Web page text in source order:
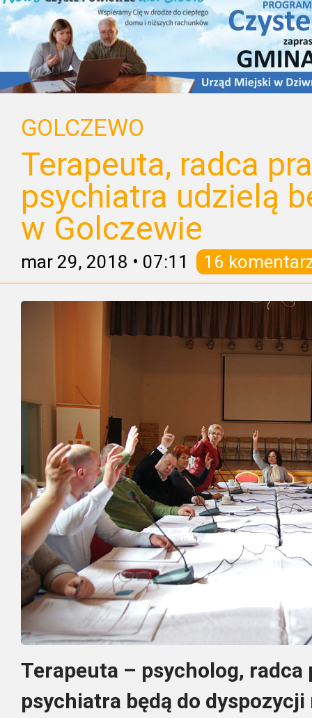
GOLCZEWO
Terapeuta, radca
psychiatra udzielą
w Golczewie
mar 29, 2018 • 07:11 16
Terapeuta – psycholog, radca
psychiatra będą do